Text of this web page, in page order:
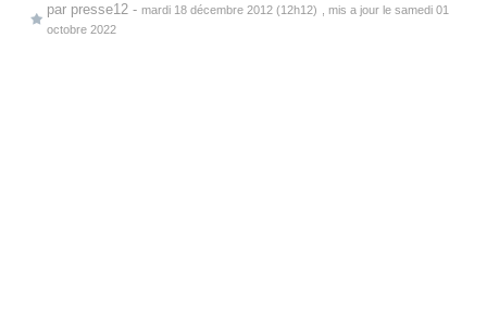
par presse12 - mardi 18 décembre 2012 (12h12)
, mis a jour le samedi 01
octobre 2022